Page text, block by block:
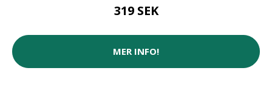
319 SEK
MER INFO!